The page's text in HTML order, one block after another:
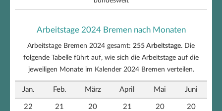
Arbeitstage 2024 Bremen nach Monaten
Arbeitstage Bremen 2024 gesamt: 255 Arbeitstage. Die
folgende Tabelle führt auf, wie sich die Arbeitstage auf die
jeweiligen Monate im Kalender 2024 Bremen verteilen.
Jan. Feb. März April Mai Juni
22 21 20 21 20 20